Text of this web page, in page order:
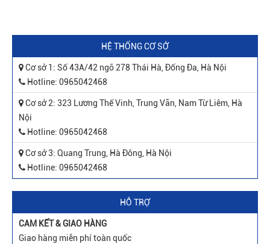
HỆ THỐNG CƠ SỞ
Cơ sở 1: Số 43A/42 ngõ 278 Thái Hà, Đống Đa, Hà Nội
Hotline: 0965042468
Cơ sở 2: 323 Lương Thế Vinh, Trung Văn, Nam Từ Liêm, Hà
Nội
Hotline: 0965042468
Cơ sở 3: Quang Trung, Hà Đông, Hà Nội
Hotline: 0965042468
HỖ TRỢ
CAM KẾT & GIAO HÀNG
Giao hàng miễn phí toàn quốc